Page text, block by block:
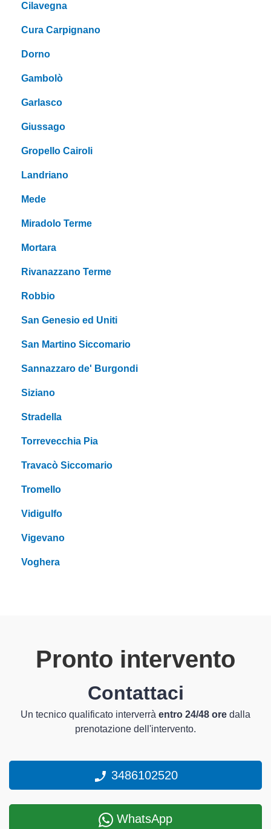
Cilavegna
Cura Carpignano
Dorno
Gambolò
Garlasco
Giussago
Gropello Cairoli
Landriano
Mede
Miradolo Terme
Mortara
Rivanazzano Terme
Robbio
San Genesio ed Uniti
San Martino Siccomario
Sannazzaro de' Burgondi
Siziano
Stradella
Torrevecchia Pia
Travacò Siccomario
Tromello
Vidigulfo
Vigevano
Voghera
Pronto intervento
Contattaci
Un tecnico qualificato interverrà entro 24/48 ore dalla
prenotazione dell'intervento.
3486102520
WhatsApp